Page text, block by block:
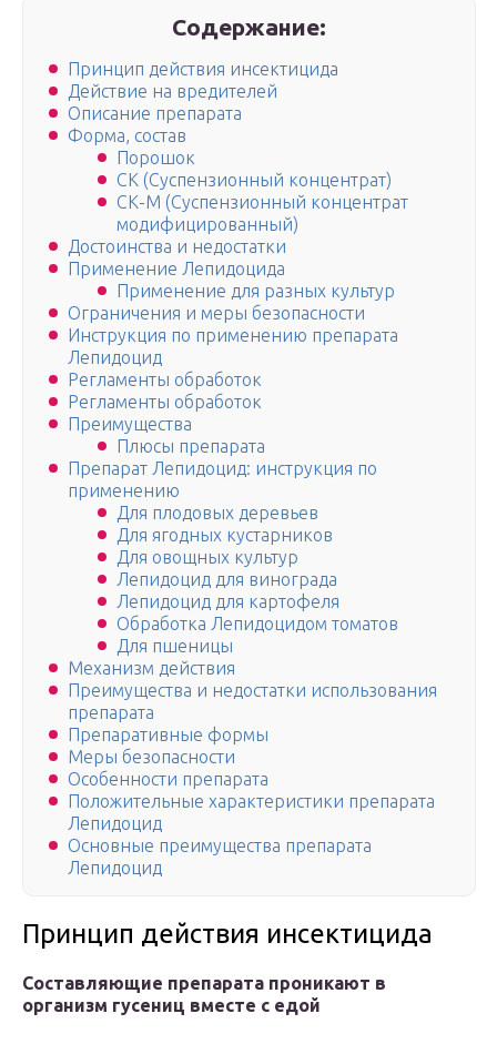
Содержание:
Принцип действия инсектицида
Действие на вредителей
Описание препарата
Форма, состав
Порошок
СК (Суспензионный концентрат)
СК-М (Суспензионный концентрат
модифицированный)
Достоинства и недостатки
Применение Лепидоцида
Применение для разных культур
Ограничения и меры безопасности
Инструкция по применению препарата
Лепидоцид
Регламенты обработок
Регламенты обработок
Преимущества
Плюсы препарата
Препарат Лепидоцид: инструкция по
применению
Для плодовых деревьев
Для ягодных кустарников
Для овощных культур
Лепидоцид для винограда
Лепидоцид для картофеля
Обработка Лепидоцидом томатов
Для пшеницы
Механизм действия
Преимущества и недостатки использования
препарата
Препаративные формы
Меры безопасности
Особенности препарата
Положительные характеристики препарата
Лепидоцид
Основные преимущества препарата
Лепидоцид
Принцип действия инсектицида
Составляющие препарата проникают в
организм гусениц вместе с едой